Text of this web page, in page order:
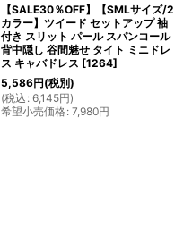
【SALE30％OFF】【SMLサイズ/2
カラー】ツイード セットアップ 袖
付き スリット パール スパンコール
背中隠し 谷間魅せ タイト ミニドレ
ス キャバドレス [1264]
5,586円(税別)
(税込 : 6,145円)
希望小売価格: 7,980円